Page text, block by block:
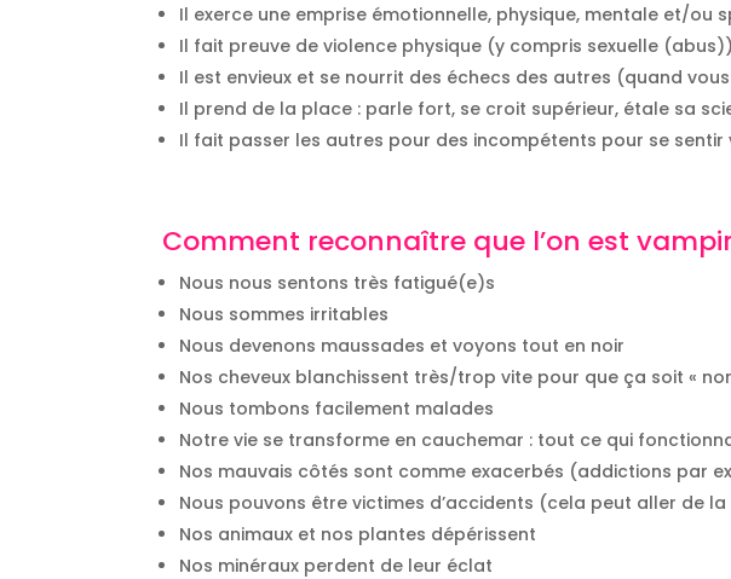
Il exerce une emprise émotionnelle, physique, mentale et/ou
Il fait preuve de violence physique (y compris sexuelle
Il est envieux et se nourrit des échecs des autres (quand
Il prend de la place : parle fort, se croit supérieur, étale sa
Il fait passer les autres pour des incompétents pour se sentir
Comment reconnaître que l’on est
Nous nous sentons très fatigué(e)s
Nous sommes irritables
Nous devenons maussades et voyons tout en noir
Nos cheveux blanchissent très/trop vite pour que ça soit «
Nous tombons facilement malades
Notre vie se transforme en cauchemar : tout ce qui
Nos mauvais côtés sont comme exacerbés (addictions par
Nous pouvons être victimes d’accidents (cela peut aller de
Nos animaux et nos plantes dépérissent
Nos minéraux perdent de leur éclat